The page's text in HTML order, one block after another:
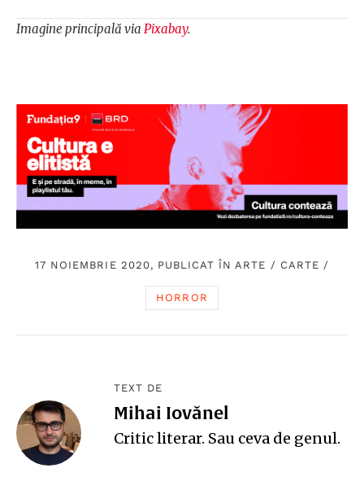
Imagine principală via Pixabay.
17 NOIEMBRIE 2020, PUBLICAT ÎNARTE / CARTE /
HORROR
TEXT DE
Mihai Iovănel
Critic literar. Sau ceva de genul.